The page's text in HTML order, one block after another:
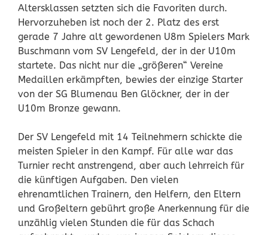
Altersklassen setzten sich die Favoriten durch.
Hervorzuheben ist noch der 2. Platz des erst
gerade 7 Jahre alt gewordenen U8m Spielers Mark
Buschmann vom SV Lengefeld, der in der U10m
startete. Das nicht nur die „größeren“ Vereine
Medaillen erkämpften, bewies der einzige Starter
von der SG Blumenau Ben Glöckner, der in der
U10m Bronze gewann.
Der SV Lengefeld mit 14 Teilnehmern schickte die
meisten Spieler in den Kampf. Für alle war das
Turnier recht anstrengend, aber auch lehrreich für
die künftigen Aufgaben. Den vielen
ehrenamtlichen Trainern, den Helfern, den Eltern
und Großeltern gebührt große Anerkennung für die
unzählig vielen Stunden die für das Schach